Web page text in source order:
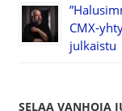
CMX-
julkaistu
SELAA VANHOJA